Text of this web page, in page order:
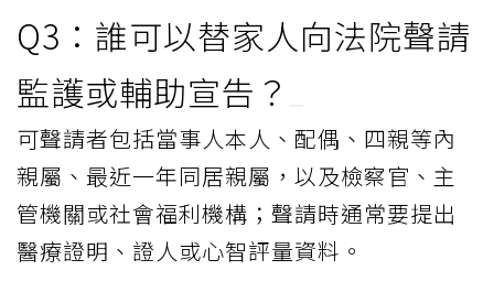
Q3：誰可以替家人向法院聲請
監護或輔助宣告？
可聲請者包括當事人本人、配偶、四親等內
親屬、最近一年同居親屬，以及檢察官、主
管機關或社會福利機構；聲請時通常要提出
醫療證明、證人或心智評量資料。